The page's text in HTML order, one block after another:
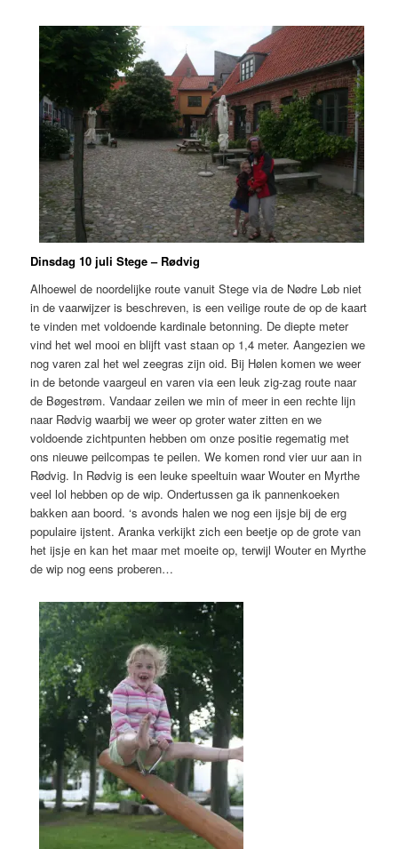
Dinsdag 10 juli Stege – Rødvig
Alhoewel de noordelijke route vanuit Stege via de Nødre Løb niet
in de vaarwijzer is beschreven, is een veilige route de op de kaart
te vinden met voldoende kardinale betonning. De diepte meter
vind het wel mooi en blijft vast staan op 1,4 meter. Aangezien we
nog varen zal het wel zeegras zijn oid. Bij Hølen komen we weer
in de betonde vaargeul en varen via een leuk zig-zag route naar
de Bøgestrøm. Vandaar zeilen we min of meer in een rechte lijn
naar Rødvig waarbij we weer op groter water zitten en we
voldoende zichtpunten hebben om onze positie regematig met
ons nieuwe peilcompas te peilen. We komen rond vier uur aan in
Rødvig. In Rødvig is een leuke speeltuin waar Wouter en Myrthe
veel lol hebben op de wip. Ondertussen ga ik pannenkoeken
bakken aan boord. ‘s avonds halen we nog een ijsje bij de erg
populaire ijstent. Aranka verkijkt zich een beetje op de grote van
het ijsje en kan het maar met moeite op, terwijl Wouter en Myrthe
de wip nog eens proberen…